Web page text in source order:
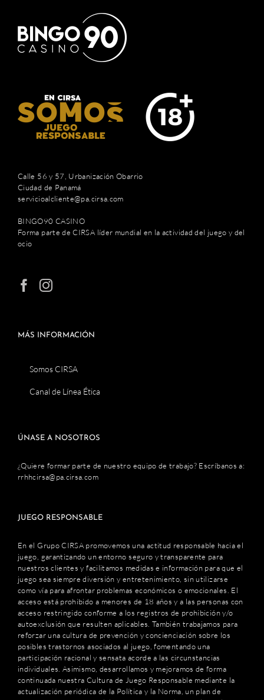
Calle 56 y 57, Urbanización Obarrio
Ciudad de Panamá
servicioalcliente@pa.cirsa.com
BINGO90 CASINO
Forma parte de CIRSA líder mundial en la actividad del juego y del
ocio
MÁS INFORMACIÓN
Somos CIRSA
Canal de Línea Ética
ÚNASE A NOSOTROS
¿Quiere formar parte de nuestro equipo de trabajo? Escríbanos a:
rrhhcirsa@pa.cirsa.com
JUEGO RESPONSABLE
En el Grupo CIRSA promovemos una actitud responsable hacia el
juego, garantizando un entorno seguro y transparente para
nuestros clientes y facilitamos medidas e información para que el
juego sea siempre diversión y entretenimiento, sin utilizarse
como vía para afrontar problemas económicos o emocionales. El
acceso está prohibido a menores de 18 años y a las personas con
acceso restringido conforme a los registros de prohibición y/o
autoexclusión que resulten aplicables. También trabajamos para
reforzar una cultura de prevención y concienciación sobre los
posibles trastornos asociados al juego, fomentando una
participación racional y sensata acorde a las circunstancias
individuales. Asimismo, desarrollamos y mejoramos de forma
continuada nuestra Cultura de Juego Responsable mediante la
actualización periódica de la Política y la Norma, un plan de